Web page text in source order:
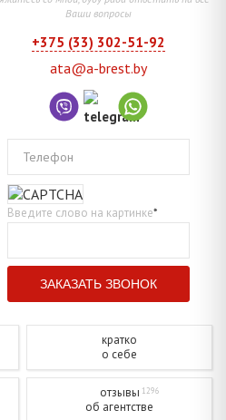
Ваши вопросы
+375 (33) 302-51-92
ata@a-brest.by
Телефон
Введите слово на картинке*
кратко
о себе
отзывы 1296
об агентстве